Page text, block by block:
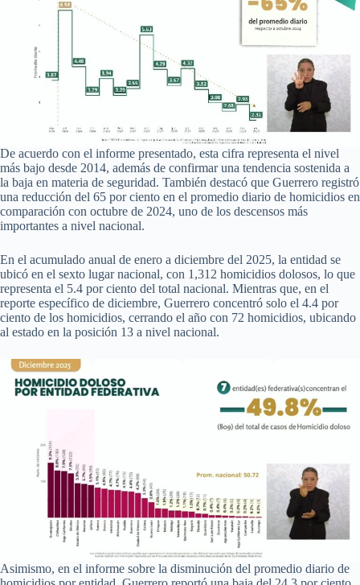
De acuerdo con el informe presentado, esta cifra representa el nivel
más bajo desde 2014, además de confirmar una tendencia sostenida a
la baja en materia de seguridad. También destacó que Guerrero registró
una reducción del 65 por ciento en el promedio diario de homicidios en
comparación con octubre de 2024, uno de los descensos más
importantes a nivel nacional.
En el acumulado anual de enero a diciembre del 2025, la entidad se
ubicó en el sexto lugar nacional, con 1,312 homicidios dolosos, lo que
representa el 5.4 por ciento del total nacional. Mientras que, en el
reporte específico de diciembre, Guerrero concentró solo el 4.4 por
ciento de los homicidios, cerrando el año con 72 homicidios, ubicando
al estado en la posición 13 a nivel nacional.
Asimismo, en el informe sobre la disminución del promedio diario de